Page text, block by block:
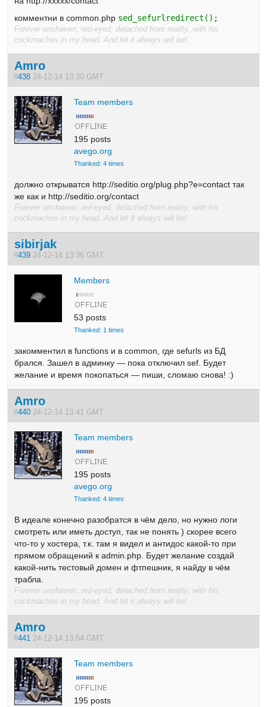
комментни в common.php sed_sefurlredirect();
Forever unshaven, red-eyed, detached from reality, with his
cockroaches in my head. And let it always will be!
Amro
#438 24-12-14 13:30 GMT
Team members
195 posts
avego.org
Thanked: 4 times
должно открыватся http://seditio.org/plug.php?e=contact так
же как и http://seditio.org/contact
Forever unshaven, red-eyed, detached from reality, with his
cockroaches in my head. And let it always will be!
sibirjak
#439 24-12-14 13:36 GMT
Members
53 posts
Thanked: 1 times
закомментил в functions и в common, где sefurls из БД
брался. Зашел в админку — пока отключил sef. Будет
желание и время покопаться — пиши, сломаю снова! :)
Amro
#440 24-12-14 13:41 GMT
Team members
195 posts
avego.org
Thanked: 4 times
В идеале конечно разобратся в чём дело, но нужно логи
смотреть или иметь доступ, так не понять ) скорее всего
что-то у хостера, т.к. там я видел и антидос какой-то при
прямом обращений к admin.php. Будет желание создай
какой-нить тестовый домен и фтпешник, я найду в чём
трабла.
Forever unshaven, red-eyed, detached from reality, with his
cockroaches in my head. And let it always will be!
Amro
#441 24-12-14 13:54 GMT
Team members
195 posts